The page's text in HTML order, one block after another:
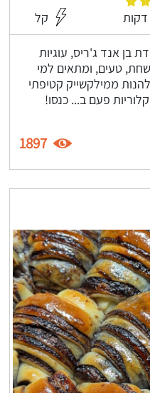
קל
בן אנד ג'ריס, עוגיות
טעים, ומתאים למי
ממילקשייק קטיפתי
פעם ב... כנסו!
1897